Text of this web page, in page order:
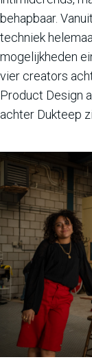
behapbaar.
techniek
mogelijkheden
vier creators
Product Design
achter Dukteep